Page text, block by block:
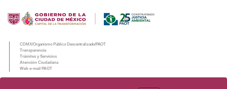
CDMX/Organismo Público Descentralizado/PAOT
Transparencia
Trámites y Servicios
Atención Ciudadana
Web e-mail PAOT